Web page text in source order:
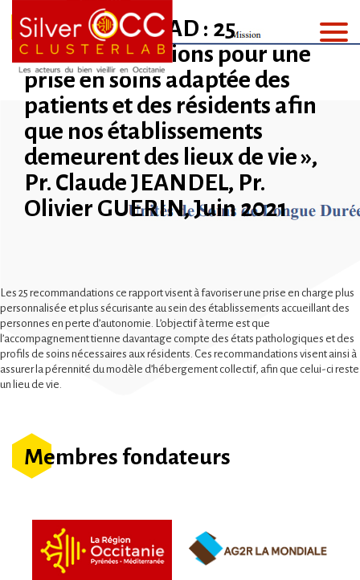
« USLD et EHPAD : 25
recommandations pour une
prise en soins adaptée des
patients et des résidents afin
que nos établissements
demeurent des lieux de vie »,
Pr. Claude JEANDEL, Pr.
Olivier GUERIN, Juin 2021
Les 25 recommandations ce rapport visent à favoriser une prise en charge plus
personnalisée et plus sécurisante au sein des établissements accueillant des
personnes en perte d’autonomie. L’objectif à terme est que
l’accompagnement tienne davantage compte des états pathologiques et des
profils de soins nécessaires aux résidents. Ces recommandations visent ainsi à
assurer la pérennité du modèle d’hébergement collectif, afin que celui-ci reste
un lieu de vie.
Membres fondateurs